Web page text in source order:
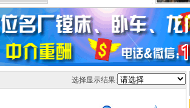
选择显示结果: